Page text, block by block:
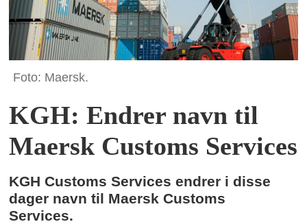
Foto: Maersk.
KGH: Endrer navn til
Maersk Customs Services
KGH Customs Services endrer i disse
dager navn til Maersk Customs
Services.